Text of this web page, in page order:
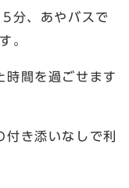
分、あやバスで
。
時間を過ごせます
き添いなしで利